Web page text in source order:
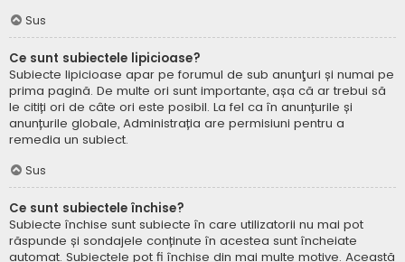
Sus
Ce sunt subiectele lipicioase?
Subiecte lipicioase apar pe forumul de sub anunţuri și numai pe
prima pagină. De multe ori sunt importante, așa că ar trebui să
le citiți ori de câte ori este posibil. La fel ca în anunțurile și
anunțurile globale, Administrația are permisiuni pentru a
remedia un subiect.
Sus
Ce sunt subiectele închise?
Subiecte închise sunt subiecte în care utilizatorii nu mai pot
răspunde și sondajele conținute în acestea sunt încheiate
automat. Subiectele pot fi închise din mai multe motive. Această